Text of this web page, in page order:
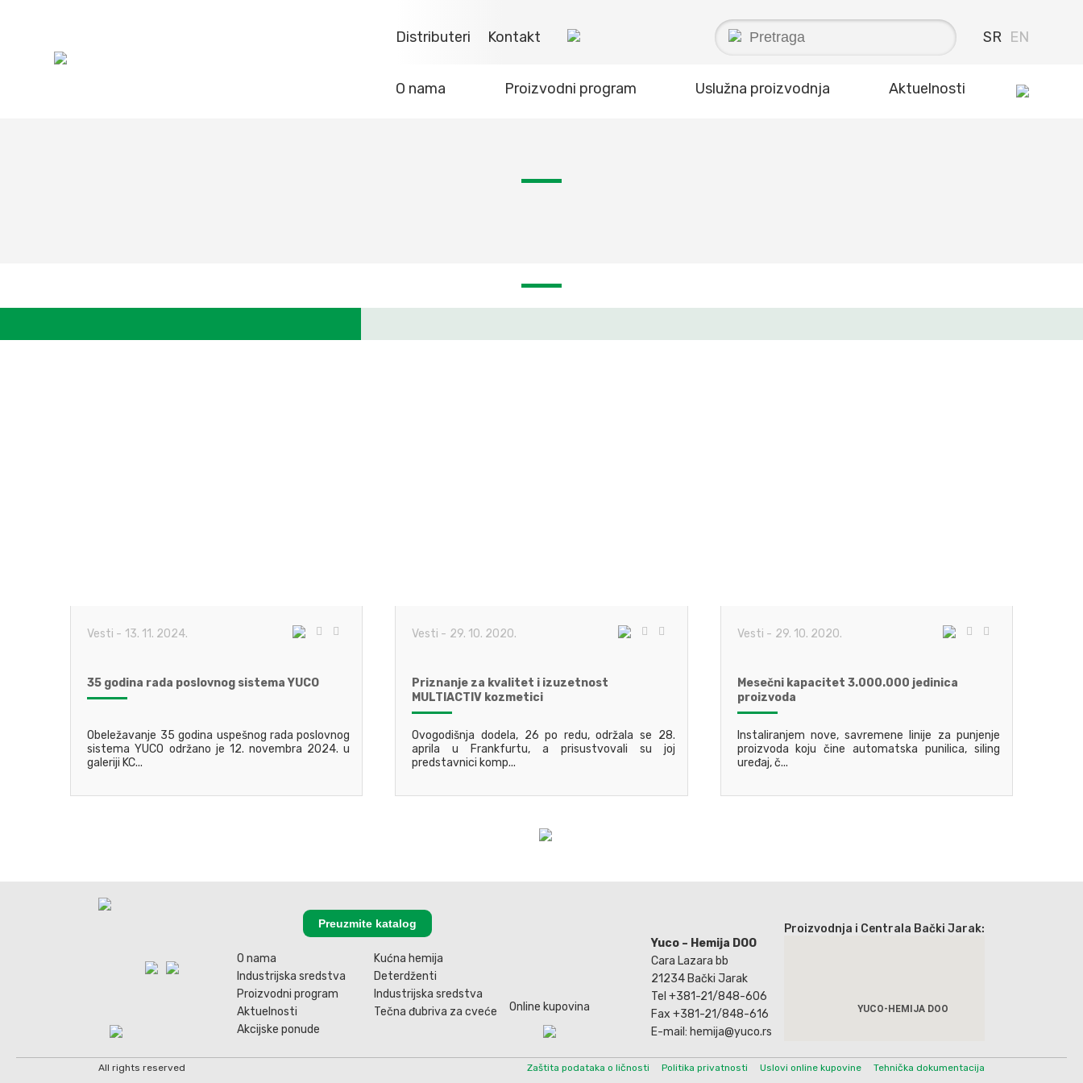
Distributeri Kontakt SR EN
O nama Proizvodni program Uslužna proizvodnja Aktuelnosti
Vesti - 13. 11. 2024.
35 godina rada poslovnog sistema YUCO
Obeležavanje 35 godina uspešnog rada poslovnog
sistema YUCO održano je 12. novembra 2024. u
galeriji KC...
Vesti - 29. 10. 2020.
Priznanje za kvalitet i izuzetnost
MULTIACTIV kozmetici
Ovogodišnja dodela, 26 po redu, održala se 28.
aprila u Frankfurtu, a prisustvovali su joj
predstavnici komp...
Vesti - 29. 10. 2020.
Mesečni kapacitet 3.000.000 jedinica
proizvoda
Instaliranjem nove, savremene linije za punjenje
proizvoda koju čine automatska punilica, siling
uređaj, č...
O nama
Industrijska sredstva
Proizvodni program
Aktuelnosti
Akcijske ponude
Preuzmite katalog
Kućna hemija
Deterdženti
Industrijska sredstva
Tečna đubriva za cveće
Online kupovina
Yuco – Hemija DOO
Cara Lazara bb
21234 Bački Jarak
Tel +381-21/848-606
Fax +381-21/848-616
E-mail: hemija@yuco.rs
Proizvodnja i Centrala Bački Jarak:
YUCO-HEMIJA DOO
All rights reserved Zaštita podataka o ličnosti Politika privatnosti Uslovi online kupovine Tehnička dokumentacija